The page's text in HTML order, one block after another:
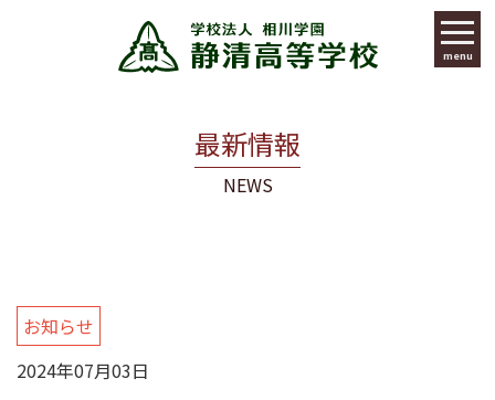
menu
最新情報
NEWS
お知らせ
2024年07月03日